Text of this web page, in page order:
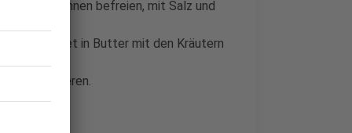
von Sehnen befreien, mit Salz und
Das Filet in Butter mit den Kräutern
gratinieren.